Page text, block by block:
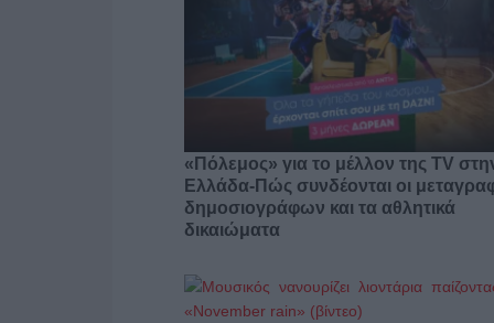
«Πόλεμος» για το μέλλον της TV
Ελλάδα-Πώς συνδέονται οι
δημοσιογράφων και τα αθλητικά
δικαιώματα